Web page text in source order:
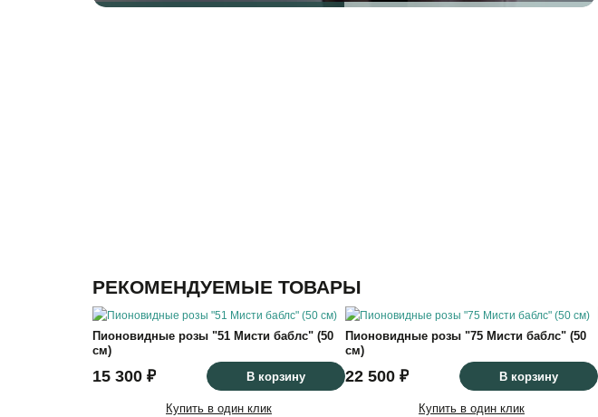
РЕКОМЕНДУЕМЫЕ ТОВАРЫ
Пионовидные розы "51 Мисти баблс" (50
см)
15 300 ₽ В корзину
Купить в один клик
Пионовидные розы "75 Мисти баблс" (50
см)
22 500 ₽ В корзину
Купить в один клик